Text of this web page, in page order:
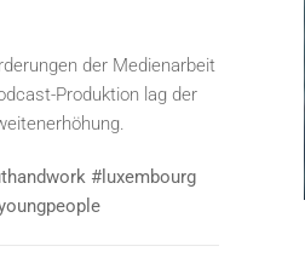
der Medienarbeit
Produktion lag der
#luxembourg